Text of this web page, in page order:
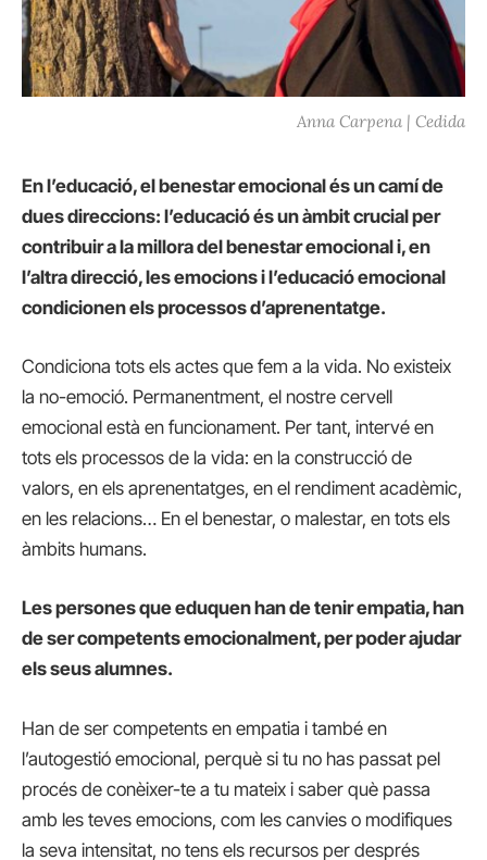
Anna Carpena | Cedida
En l’educació, el benestar emocional és un camí de
dues direccions: l’educació és un àmbit crucial per
contribuir a la millora del benestar emocional i, en
l’altra direcció, les emocions i l’educació emocional
condicionen els processos d’aprenentatge.
Condiciona tots els actes que fem a la vida. No existeix
la no-emoció. Permanentment, el nostre cervell
emocional està en funcionament. Per tant, intervé en
tots els processos de la vida: en la construcció de
valors, en els aprenentatges, en el rendiment acadèmic,
en les relacions… En el benestar, o malestar, en tots els
àmbits humans.
Les persones que eduquen han de tenir empatia, han
de ser competents emocionalment, per poder ajudar
els seus alumnes.
Han de ser competents en empatia i també en
l’autogestió emocional, perquè si tu no has passat pel
procés de conèixer-te a tu mateix i saber què passa
amb les teves emocions, com les canvies o modifiques
la seva intensitat, no tens els recursos per després